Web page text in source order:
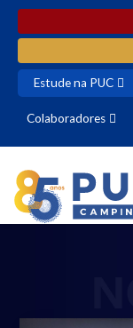
Estude na PUC
Colaboradores